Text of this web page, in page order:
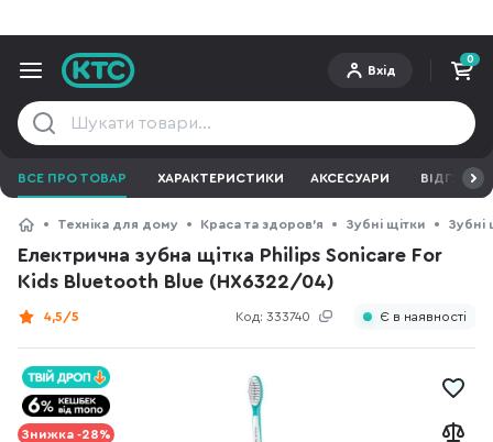
Вхід
0
ВСЕ ПРО ТОВАР ХАРАКТЕРИСТИКИ АКСЕСУАРИ ВІДГУКИ
Техніка для дому Краса та здоров'я Зубні щітки Зубні
Електрична зубна щітка Philips Sonicare For
Kids Bluetooth Blue (HX6322/04)
Код: 333740
4,5/5 Є в наявності
Знижка -28%